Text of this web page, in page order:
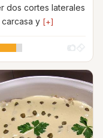
dos cortes laterales
carcasa y [+]